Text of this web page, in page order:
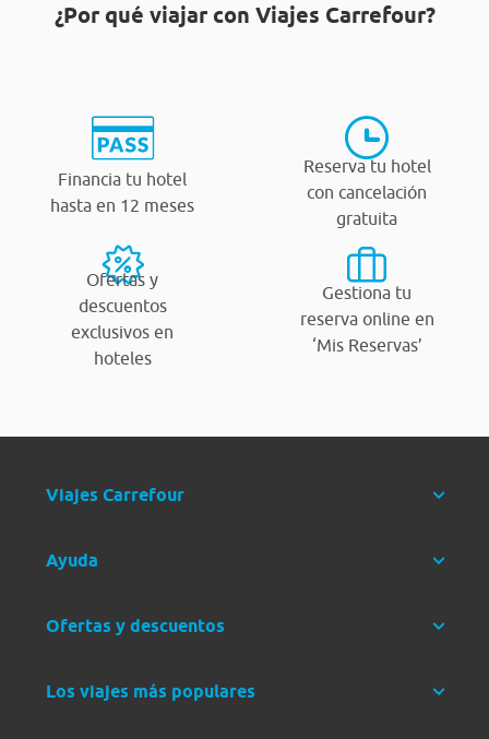
¿Por qué viajar con Viajes Carrefour?
Financia tu hotel
hasta en 12 meses
Reserva tu hotel
con cancelación
gratuita
Ofertas y
descuentos
exclusivos en
hoteles
Gestiona tu
reserva online en
‘Mis Reservas’
Viajes Carrefour
Ayuda
Ofertas y descuentos
Los viajes más populares